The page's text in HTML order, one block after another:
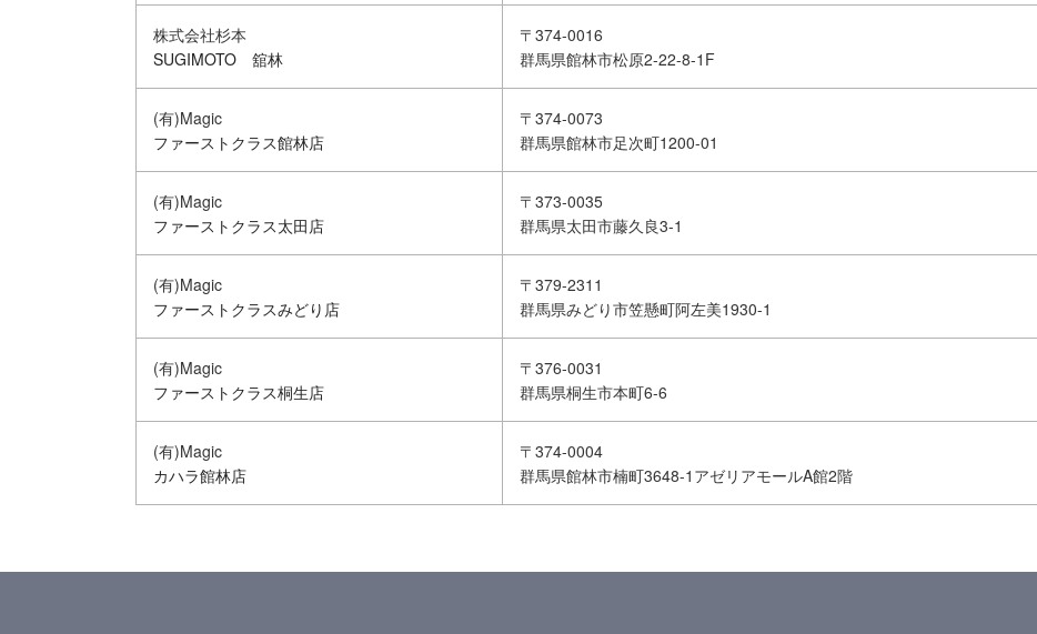
株式会社杉本
SUGIMOTO 舘林
〒374-0016
群馬県館林市松原2-22-8-1F
(有)Magic
ファーストクラス館林店
〒374-0073
群馬県館林市足次町1200-01
(有)Magic
ファーストクラス太田店
〒373-0035
群馬県太田市藤久良3-1
(有)Magic
ファーストクラスみどり店
〒379-2311
群馬県みどり市笠懸町阿左美1930-1
(有)Magic
ファーストクラス桐生店
〒376-0031
群馬県桐生市本町6-6
(有)Magic
カハラ館林店
〒374-0004
群馬県館林市楠町3648-1アゼリアモールA館2階